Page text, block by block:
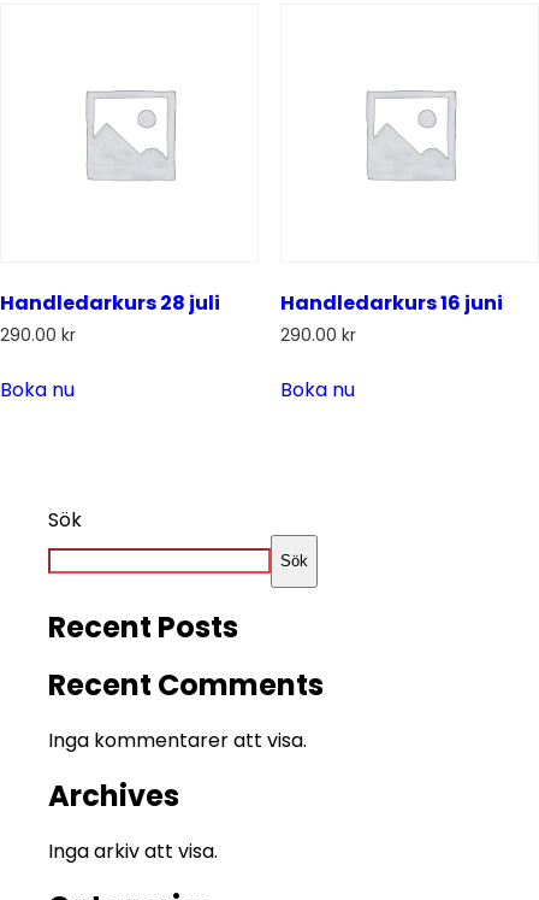
Handledarkurs 28 juli
290.00 kr
Boka nu
Handledarkurs 16 juni
290.00 kr
Boka nu
Sök
Sök
Recent Posts
Recent Comments
Inga kommentarer att visa.
Archives
Inga arkiv att visa.